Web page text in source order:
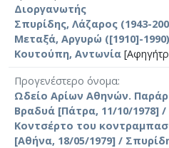
Διοργανωτής
Σπυρίδης, Λάζαρος (1943-
Μεταξά, Αργυρώ ([1910]-1990)
Κουτούπη, Αντωνία
Προγενέστερο όνομα
Ωδείο Αρίων Αθηνών.
Βραδυά [Πάτρα, 11/10/1978]
Κοντσέρτο του
[Αθήνα, 18/05/1979] /